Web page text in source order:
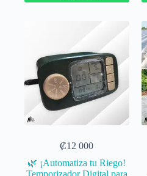
₡12 000
🌿 ¡Automatiza tu Riego!